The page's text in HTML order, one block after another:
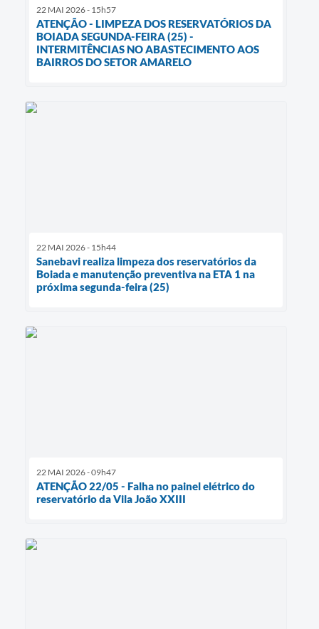
22 MAI 2026 - 15h57
ATENÇÃO - LIMPEZA DOS RESERVATÓRIOS DA
BOIADA SEGUNDA-FEIRA (25) -
INTERMITÊNCIAS NO ABASTECIMENTO AOS
BAIRROS DO SETOR AMARELO
22 MAI 2026 - 15h44
Sanebavi realiza limpeza dos reservatórios da
Boiada e manutenção preventiva na ETA 1 na
próxima segunda-feira (25)
22 MAI 2026 - 09h47
ATENÇÃO 22/05 - Falha no painel elétrico do
reservatório da Vila João XXIII